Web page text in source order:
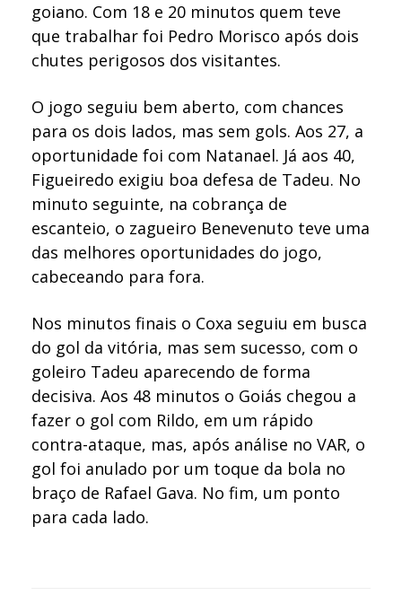
goiano. Com 18 e 20 minutos quem teve
que trabalhar foi Pedro Morisco após dois
chutes perigosos dos visitantes.
O jogo seguiu bem aberto, com chances
para os dois lados, mas sem gols. Aos 27, a
oportunidade foi com Natanael. Já aos 40,
Figueiredo exigiu boa defesa de Tadeu. No
minuto seguinte, na cobrança de
escanteio, o zagueiro Benevenuto teve uma
das melhores oportunidades do jogo,
cabeceando para fora.
Nos minutos finais o Coxa seguiu em busca
do gol da vitória, mas sem sucesso, com o
goleiro Tadeu aparecendo de forma
decisiva. Aos 48 minutos o Goiás chegou a
fazer o gol com Rildo, em um rápido
contra-ataque, mas, após análise no VAR, o
gol foi anulado por um toque da bola no
braço de Rafael Gava. No fim, um ponto
para cada lado.